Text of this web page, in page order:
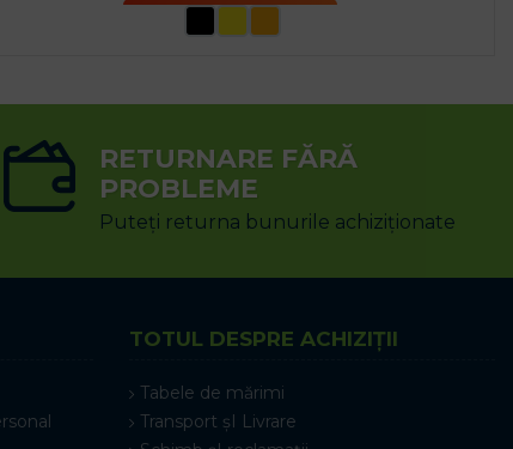
RETURNARE FĂRĂ
PROBLEME
Puteți returna bunurile achiziționate
TOTUL DESPRE ACHIZIȚII
Tabele de mărimi
Transport șI Livrare